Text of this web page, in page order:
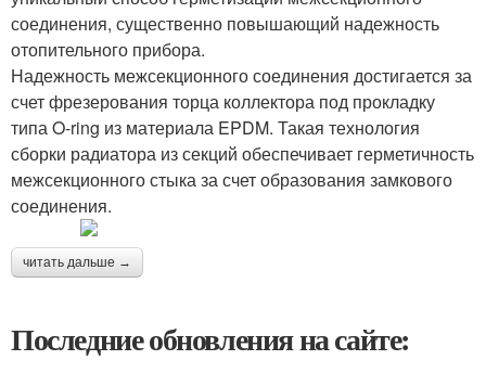
соединения, существенно повышающий надежность
отопительного прибора.
Надежность межсекционного соединения достигается за
счет фрезерования торца коллектора под прокладку
типа O-ring из материала EPDM. Такая технология
сборки радиатора из секций обеспечивает герметичность
межсекционного стыка за счет образования замкового
соединения.
читать дальше →
Последние обновления на сайте: